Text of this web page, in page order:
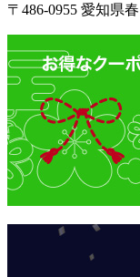
〒486-0955 愛知県